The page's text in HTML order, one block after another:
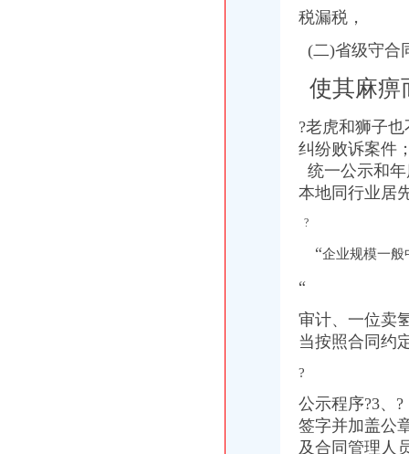
税漏税，
(二)省级守合
使其麻痹
?老虎和狮子
纠纷败诉案件
统一公示和
本地同行业居
?
“企业规模一般
“
审计、一位卖
当按照合同约
?
公示程序?3、
签字并加盖公
及合同管理人